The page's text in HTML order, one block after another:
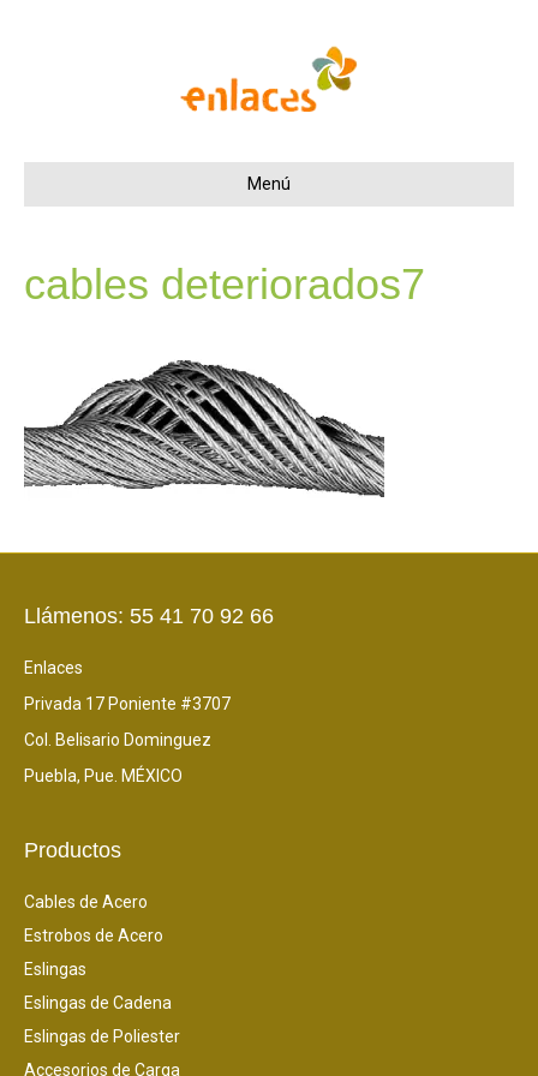
Menú
cables deteriorados7
Llámenos: 55 41 70 92 66
Enlaces
Privada 17 Poniente #3707
Col. Belisario Dominguez
Puebla, Pue. MÉXICO
Productos
Cables de Acero
Estrobos de Acero
Eslingas
Eslingas de Cadena
Eslingas de Poliester
Accesorios de Carga